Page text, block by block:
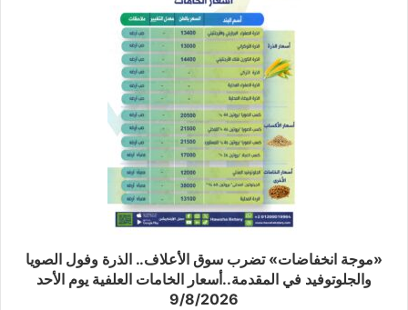
«موجة انخفاضات» تضرب سوق الأعلاف.. الذرة وفول الصويا
والجلوتوفيد في المقدمة..أسعار الخامات العلفية يوم الأحد
9/8/2026